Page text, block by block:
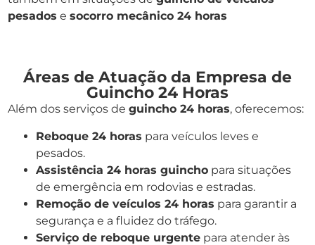
pesados e socorro mecânico 24 horas
Áreas de Atuação da Empresa de
Guincho 24 Horas
Além dos serviços de guincho 24 horas, oferecemos:
Reboque 24 horas para veículos leves e
pesados.
Assistência 24 horas guincho para situações
de emergência em rodovias e estradas.
Remoção de veículos 24 horas para garantir a
segurança e a fluidez do tráfego.
Serviço de reboque urgente para atender às